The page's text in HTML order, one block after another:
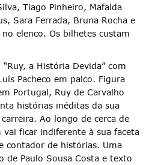
Tiago Pinheiro, Mafalda
Sara Ferrada, Bruna Rocha e
elenco. Os bilhetes custam
a História Devida” com
Pacheco em palco. Figura
Portugal, Ruy de Carvalho
histórias inéditas da sua
Ao longo de cerca de
ficar indiferente à sua faceta
contador de histórias. Uma
de Paulo Sousa Costa e texto